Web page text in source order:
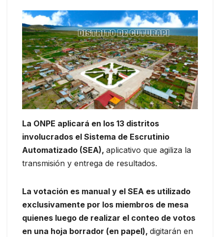
La ONPE aplicará en los 13 distritos
involucrados el Sistema de Escrutinio
Automatizado (SEA), aplicativo que agiliza la
transmisión y entrega de resultados.
La votación es manual y el SEA es utilizado
exclusivamente por los miembros de mesa
quienes luego de realizar el conteo de votos
en una hoja borrador (en papel), digitarán en